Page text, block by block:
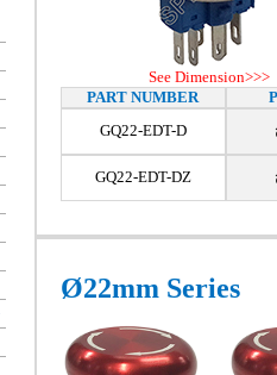
See Dimension>>>
PART NUMBER
GQ22-EDT-D
GQ22-EDT-DZ
Ø22mm Series